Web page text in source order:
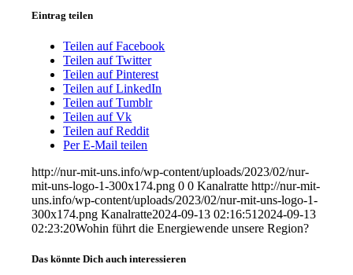
Eintrag teilen
Teilen auf Facebook
Teilen auf Twitter
Teilen auf Pinterest
Teilen auf LinkedIn
Teilen auf Tumblr
Teilen auf Vk
Teilen auf Reddit
Per E-Mail teilen
http://nur-mit-uns.info/wp-content/uploads/2023/02/nur-
mit-uns-logo-1-300x174.png 0 0 Kanalratte http://nur-mit-
uns.info/wp-content/uploads/2023/02/nur-mit-uns-logo-1-
300x174.png Kanalratte2024-09-13 02:16:51 2024-09-13
02:23:20Wohin führt die Energiewende unsere Region?
Das könnte Dich auch interessieren